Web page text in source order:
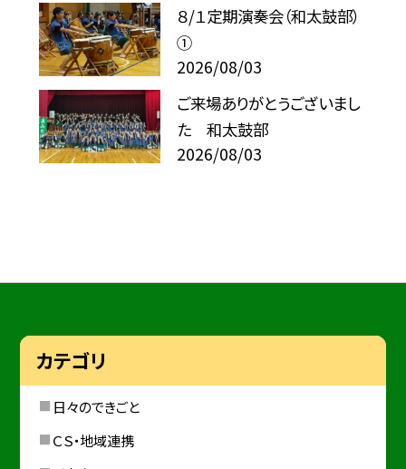
８/１定期演奏会（和太鼓部）
①
2026/08/03
ご来場ありがとうございまし
た 和太鼓部
2026/08/03
カテゴリ
日々のできごと
ＣＳ・地域連携